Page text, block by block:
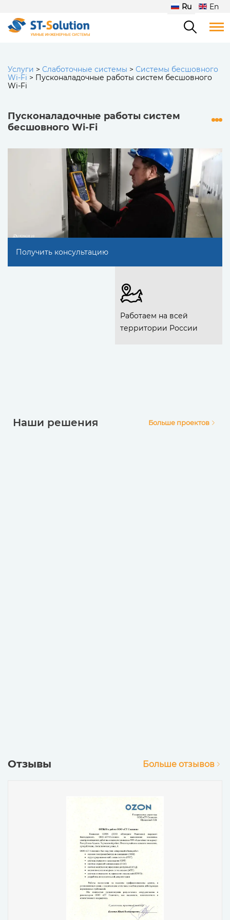
Ru En
Услуги > Слаботочные системы > Системы бесшовного
Wi-Fi > Пусконаладочные работы систем бесшовного
Wi-Fi
Пусконаладочные работы систем
бесшовного Wi-Fi
Получить консультацию
Работаем на всей
территории России
Наши решения Больше проектов
Отзывы Больше отзывов